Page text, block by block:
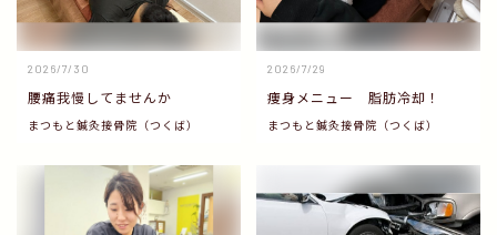
2026/7/30
腰痛我慢してませんか
まつもと鍼灸接骨院（つくば）
2026/7/29
痩身メニュー 脂肪冷却！
まつもと鍼灸接骨院（つくば）